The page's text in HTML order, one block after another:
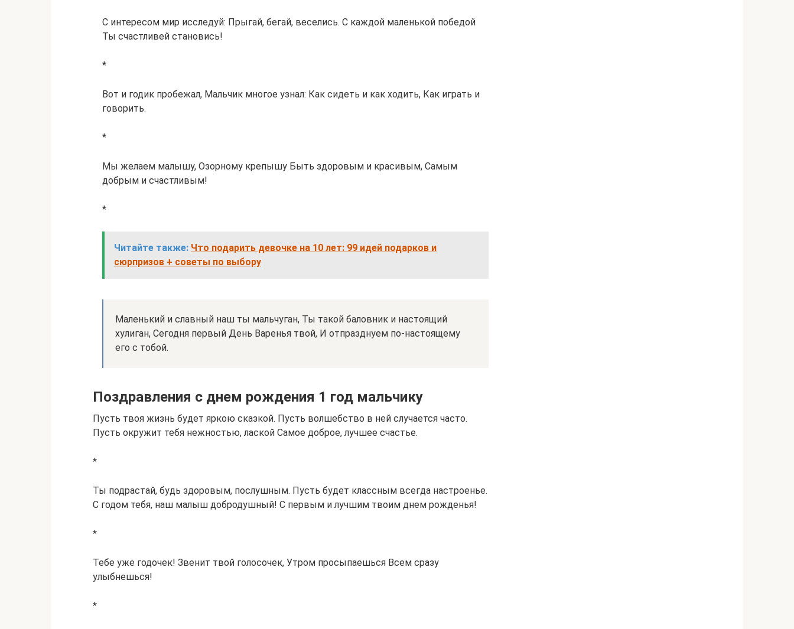
С интересом мир исследуй: Прыгай, бегай, веселись. С каждой маленькой победой
Ты счастливей становись!
*
Вот и годик пробежал, Мальчик многое узнал: Как сидеть и как ходить, Как играть и
говорить.
*
Мы желаем малышу, Озорному крепышу Быть здоровым и красивым, Самым
добрым и счастливым!
*
Читайте также: Что подарить девочке на 10 лет: 99 идей подарков и
сюрпризов + советы по выбору
Маленький и славный наш ты мальчуган, Ты такой баловник и настоящий
хулиган, Сегодня первый День Варенья твой, И отпразднуем по-настоящему
его с тобой.
Поздравления с днем рождения 1 год мальчику
Пусть твоя жизнь будет яркою сказкой. Пусть волшебство в ней случается часто.
Пусть окружит тебя нежностью, лаской Самое доброе, лучшее счастье.
*
Ты подрастай, будь здоровым, послушным. Пусть будет классным всегда настроенье.
С годом тебя, наш малыш добродушный! С первым и лучшим твоим днем рожденья!
*
Тебе уже годочек! Звенит твой голосочек, Утром просыпаешься Всем сразу
улыбнешься!
*